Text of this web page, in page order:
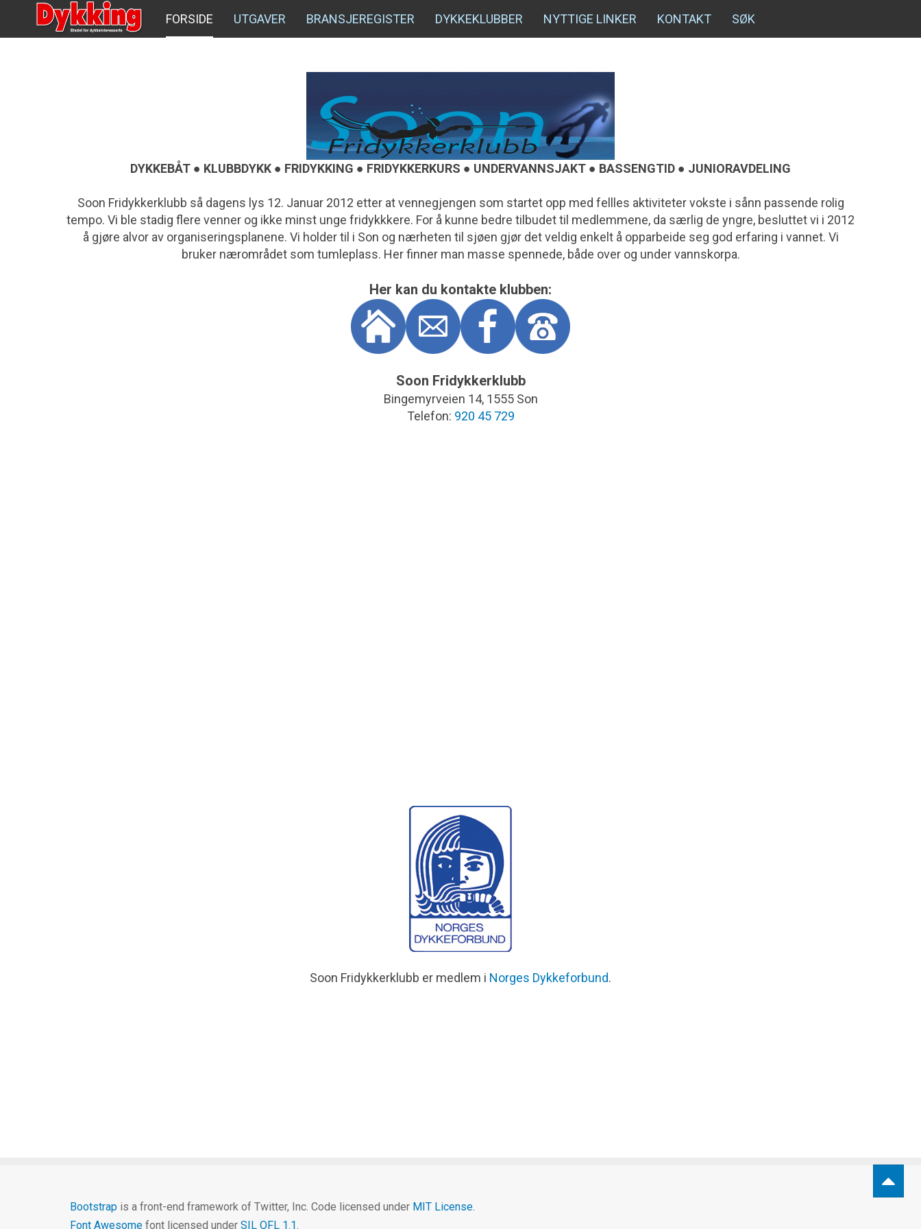
FORSIDE UTGAVER BRANSJEREGISTER DYKKEKLUBBER NYTTIGE LINKER KONTAKT SØK
DYKKEBÅT ● KLUBBDYKK ● FRIDYKKING ● FRIDYKKERKURS ● UNDERVANNSJAKT ● BASSENGTID ● JUNIORAVDELING
Soon Fridykkerklubb så dagens lys 12. Januar 2012 etter at vennegjengen som startet opp med fellles aktiviteter vokste i sånn passende rolig
tempo. Vi ble stadig flere venner og ikke minst unge fridykkkere. For å kunne bedre tilbudet til medlemmene, da særlig de yngre, besluttet vi i 2012
å gjøre alvor av organiseringsplanene. Vi holder til i Son og nærheten til sjøen gjør det veldig enkelt å opparbeide seg god erfaring i vannet. Vi
bruker nærområdet som tumleplass. Her finner man masse spennede, både over og under vannskorpa.
Her kan du kontakte klubben:
Soon Fridykkerklubb
Bingemyrveien 14, 1555 Son
Telefon: 920 45 729
Soon Fridykkerklubb er medlem i Norges Dykkeforbund.
Bootstrap is a front-end framework of Twitter, Inc. Code licensed under MIT License.
Font Awesome font licensed under SIL OFL 1.1.